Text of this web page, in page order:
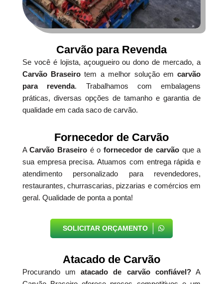
Carvão para Revenda
Se você é lojista, açougueiro ou dono de mercado, a
Carvão Braseiro tem a melhor solução emcarvão
para revenda. Trabalhamos com embalagens
práticas, diversas opções de tamanho e garantia de
qualidade em cada saco de carvão.
Fornecedor de Carvão
ACarvão Braseiro é o fornecedor de carvão que a
sua empresa precisa. Atuamos com entrega rápida e
atendimento personalizado para revendedores,
restaurantes, churrascarias, pizzarias e comércios em
geral. Qualidade de ponta a ponta!
SOLICITAR ORÇAMENTO
Atacado de Carvão
Procurando umatacado de carvão confiável?A